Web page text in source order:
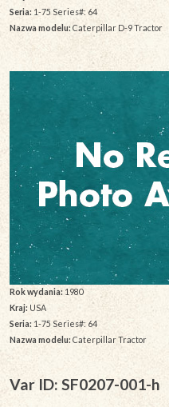
Seria: 1-75 Series#: 64
Nazwa modelu: Caterpillar D-9 Tractor
Rok wydania: 1980
Kraj:USA
Seria:1-75 Series#: 64
Nazwa modelu: Caterpillar Tractor
Var ID: SF0207-001-h